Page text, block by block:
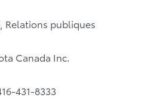
Relations publiques
Canada Inc.
431-8333